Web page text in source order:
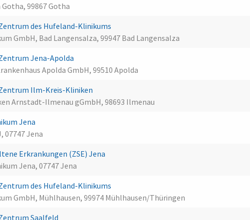
99867 Gotha
des Hufeland-Klinikums
GmbH, Bad Langensalza, 99947 Bad Langensalza
Jena-Apolda
Apolda GmbH, 99510 Apolda
Ilm-Kreis-Kliniken
Arnstadt-Ilmenau gGmbH, 98693 Ilmenau
Jena
07747 Jena
Erkrankungen (ZSE) Jena
Jena, 07747 Jena
des Hufeland-Klinikums
GmbH, Mühlhausen, 99974 Mühlhausen/Thüringen
Saalfeld